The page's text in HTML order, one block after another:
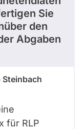
Sie
den
Abgaben
Steinbach
für RLP